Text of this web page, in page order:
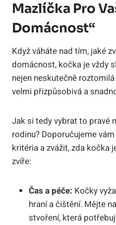
Mazlíčka Pro
Domácnost“
Když váháte nad tím, jaké
domácnost, kočka je vždy
nejen neskutečně
velmi přizpůsobivá a
Jak si tedy vybrat to pravé
rodinu? Doporučujeme
kritéria a zvážit, zda kočka
zvíře:
Čas a péče: Kočky
hraní a čištění. Mějte
stvoření, která